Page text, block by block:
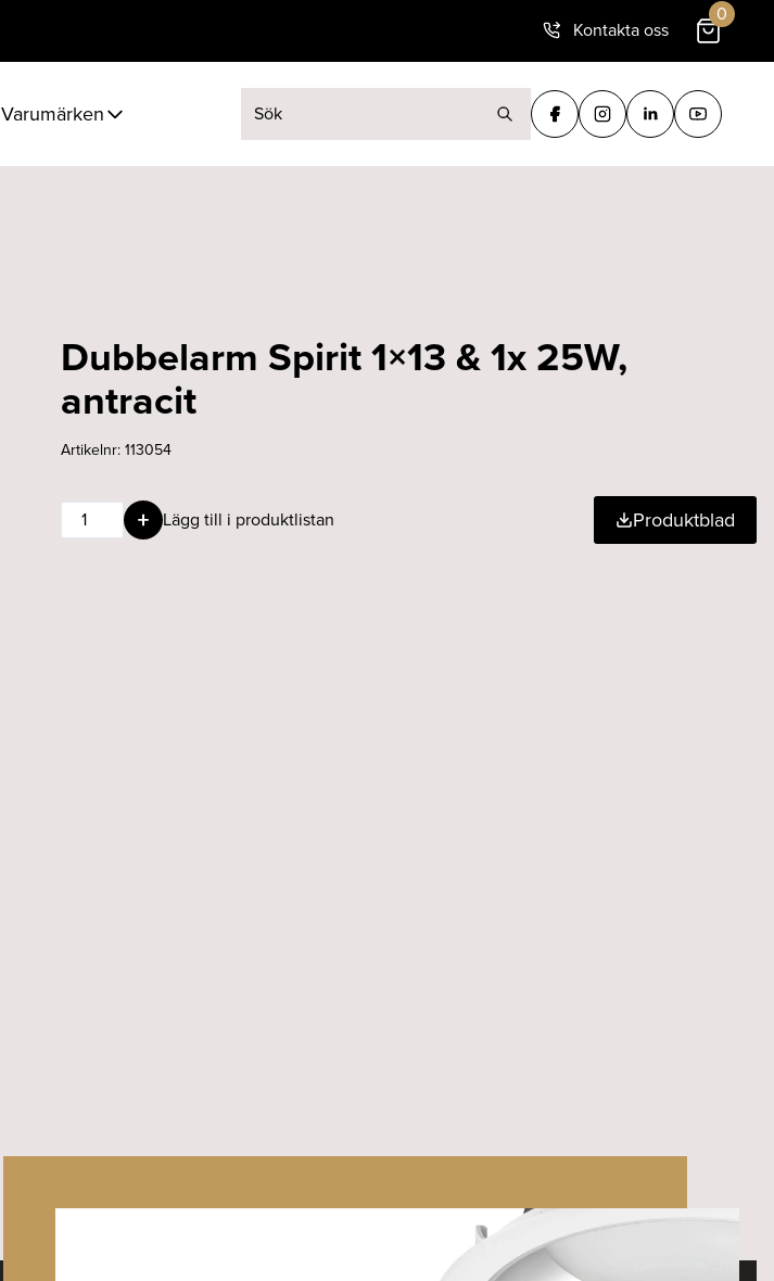
Kontakta oss
0
Varumärken Sök efter:
Dubbelarm Spirit 1×13 & 1x 25W,
antracit
Artikelnr:113054
Dubbelarm
Spirit
Lägg till i produktlistan Produktblad